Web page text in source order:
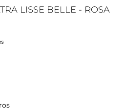
LISSE BELLE - ROSA